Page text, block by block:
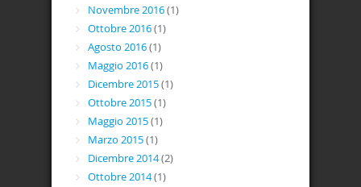
Novembre 2016(1)
Ottobre 2016(1)
Agosto 2016(1)
Maggio 2016(1)
Dicembre 2015(1)
Ottobre 2015(1)
Maggio 2015(1)
Marzo 2015(1)
Dicembre 2014(2)
Ottobre 2014(1)